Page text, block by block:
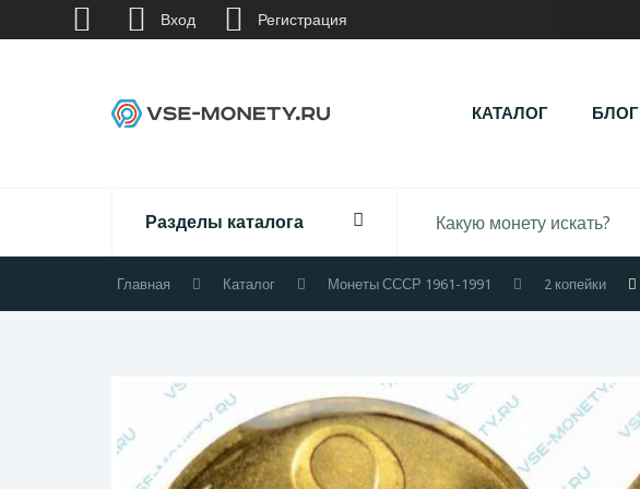
КАТАЛОГ БЛОГ
Разделы каталога
Главная Каталог Монеты СССР 1961-1991 2 копейки
Вход Регистрация